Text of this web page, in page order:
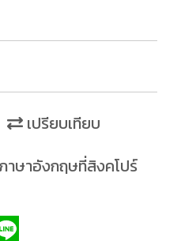
เปรียบเทียบ
าษาอังกฤษที่สิงคโปร์